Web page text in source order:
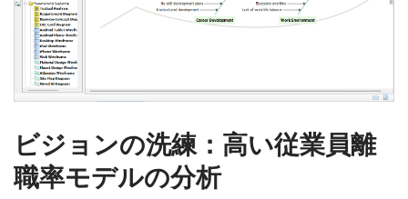
ビジョンの洗練：高い従業員離
職率モデルの分析